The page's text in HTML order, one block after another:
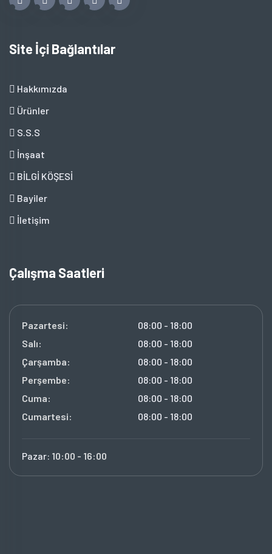
Site İçi Bağlantılar
Hakkımızda
Ürünler
S.S.S
İnşaat
BİLGİ KÖŞESİ
Bayiler
İletişim
Çalışma Saatleri
Pazartesi:
08:00 - 18:00
Salı:
08:00 - 18:00
Çarşamba:
08:00 - 18:00
Perşembe:
08:00 - 18:00
Cuma:
08:00 - 18:00
Cumartesi:
08:00 - 18:00
Pazar: 10:00 - 16:00